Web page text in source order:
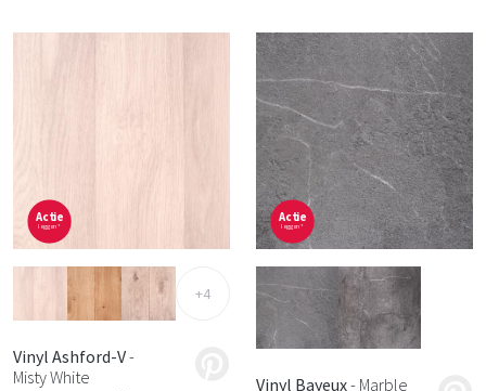
Actie
leggen*
+4
Vinyl Ashford-V-
Misty White
Actie
leggen*
Vinyl Bayeux- Marble